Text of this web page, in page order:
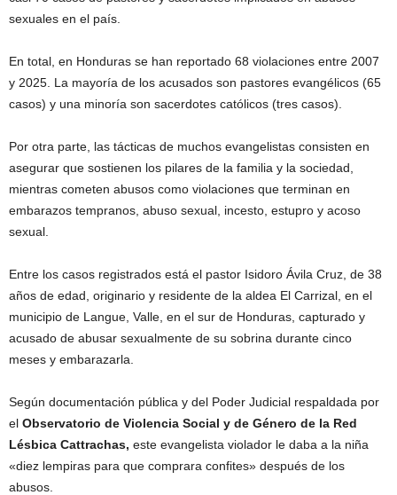
sexuales en el país.
En total, en Honduras se han reportado 68 violaciones entre 2007
y 2025. La mayoría de los acusados son pastores evangélicos (65
casos) y una minoría son sacerdotes católicos (tres casos).
Por otra parte, las tácticas de muchos evangelistas consisten en
asegurar que sostienen los pilares de la familia y la sociedad,
mientras cometen abusos como violaciones que terminan en
embarazos tempranos, abuso sexual, incesto, estupro y acoso
sexual.
Entre los casos registrados está el pastor Isidoro Ávila Cruz, de 38
años de edad, originario y residente de la aldea El Carrizal, en el
municipio de Langue, Valle, en el sur de Honduras, capturado y
acusado de abusar sexualmente de su sobrina durante cinco
meses y embarazarla.
Según documentación pública y del Poder Judicial respaldada por
el Observatorio de Violencia Social y de Género de la Red
Lésbica Cattrachas, este evangelista violador le daba a la niña
«diez lempiras para que comprara confites» después de los
abusos.